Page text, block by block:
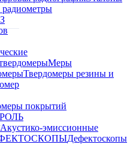
Меры
Твердомеры резины и
покрытий
Акустико-эмиссионные
Дефектоскопы